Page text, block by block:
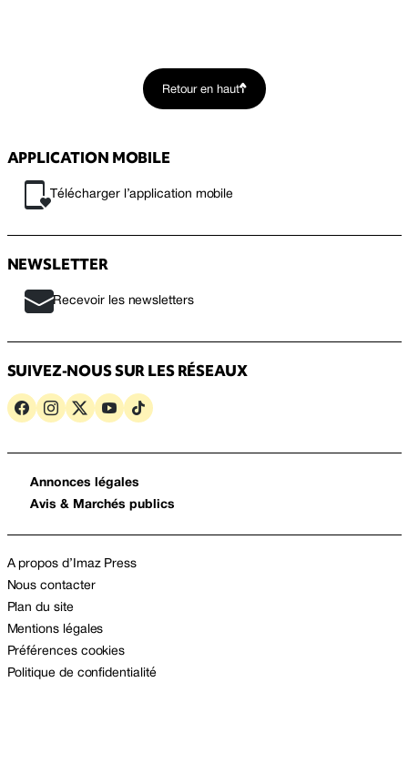
Retour en haut
APPLICATION MOBILE
Télécharger l’application mobile
NEWSLETTER
Recevoir les newsletters
SUIVEZ-NOUS SUR LES RÉSEAUX
Annonces légales
Avis & Marchés publics
A propos d’Imaz Press
Nous contacter
Plan du site
Mentions légales
Préférences cookies
Politique de confidentialité